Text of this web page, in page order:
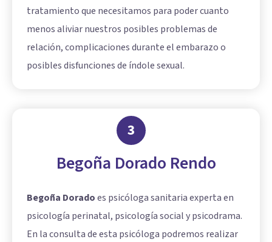
tratamiento que necesitamos para poder cuanto
menos aliviar nuestros posibles problemas de
relación, complicaciones durante el embarazo o
posibles disfunciones de índole sexual.
3
Begoña Dorado Rendo
Begoña Doradoes psicóloga sanitaria experta en
psicología perinatal, psicología social y psicodrama.
En la consulta de esta psicóloga podremos realizar